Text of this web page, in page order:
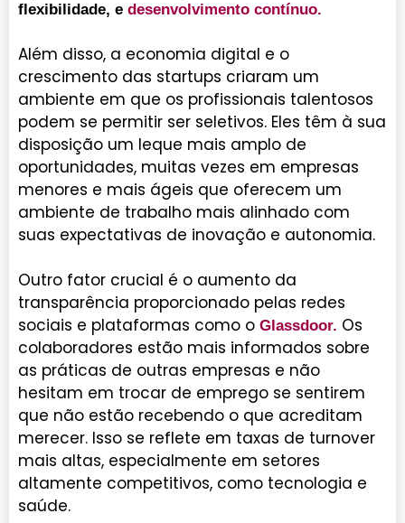
flexibilidade, e desenvolvimento contínuo.
Além disso, a economia digital e o
crescimento das startups criaram um
ambiente em que os profissionais talentosos
podem se permitir ser seletivos. Eles têm à sua
disposição um leque mais amplo de
oportunidades, muitas vezes em empresas
menores e mais ágeis que oferecem um
ambiente de trabalho mais alinhado com
suas expectativas de inovação e autonomia.
Outro fator crucial é o aumento da
transparência proporcionado pelas redes
sociais e plataformas como o Glassdoor. Os
colaboradores estão mais informados sobre
as práticas de outras empresas e não
hesitam em trocar de emprego se sentirem
que não estão recebendo o que acreditam
merecer. Isso se reflete em taxas de turnover
mais altas, especialmente em setores
altamente competitivos, como tecnologia e
saúde.